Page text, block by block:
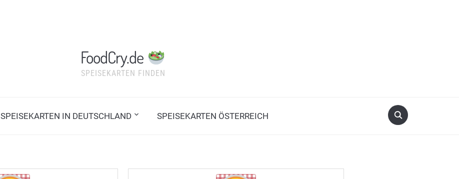
FoodCry.de
SPEISEKARTEN FINDEN
SPEISEKARTEN IN DEUTSCHLAND SPEISEKARTEN ÖSTERREICH